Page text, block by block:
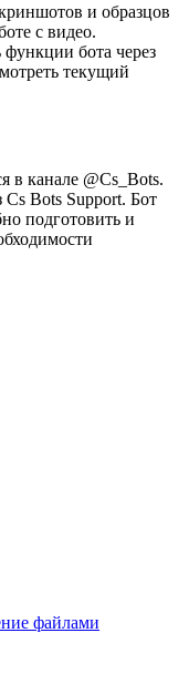
и образцов
с видео.
функции бота через
текущий
в канале @Cs_Bots.
Cs Bots Support. Бот
подготовить и
файлами